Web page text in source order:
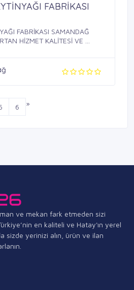
FABRİKASI
FABRİKASI SAMANDAĞ
HİZMET KALİTESİ VE ...
6 »
ve mekan fark etmeden sizi
en kaliteli ve Hatay'ın yerel
sizde yerinizi alın, ürün ve ilan